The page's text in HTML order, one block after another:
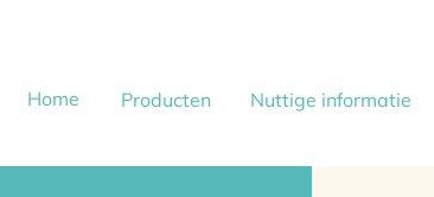
Home Producten Nuttige informatie